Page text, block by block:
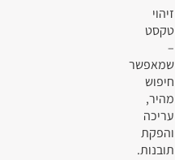
זיהוי
טקסט
–
שמאפשר
חיפוש
מהיר,
עריכה
והפקת
תובנות.